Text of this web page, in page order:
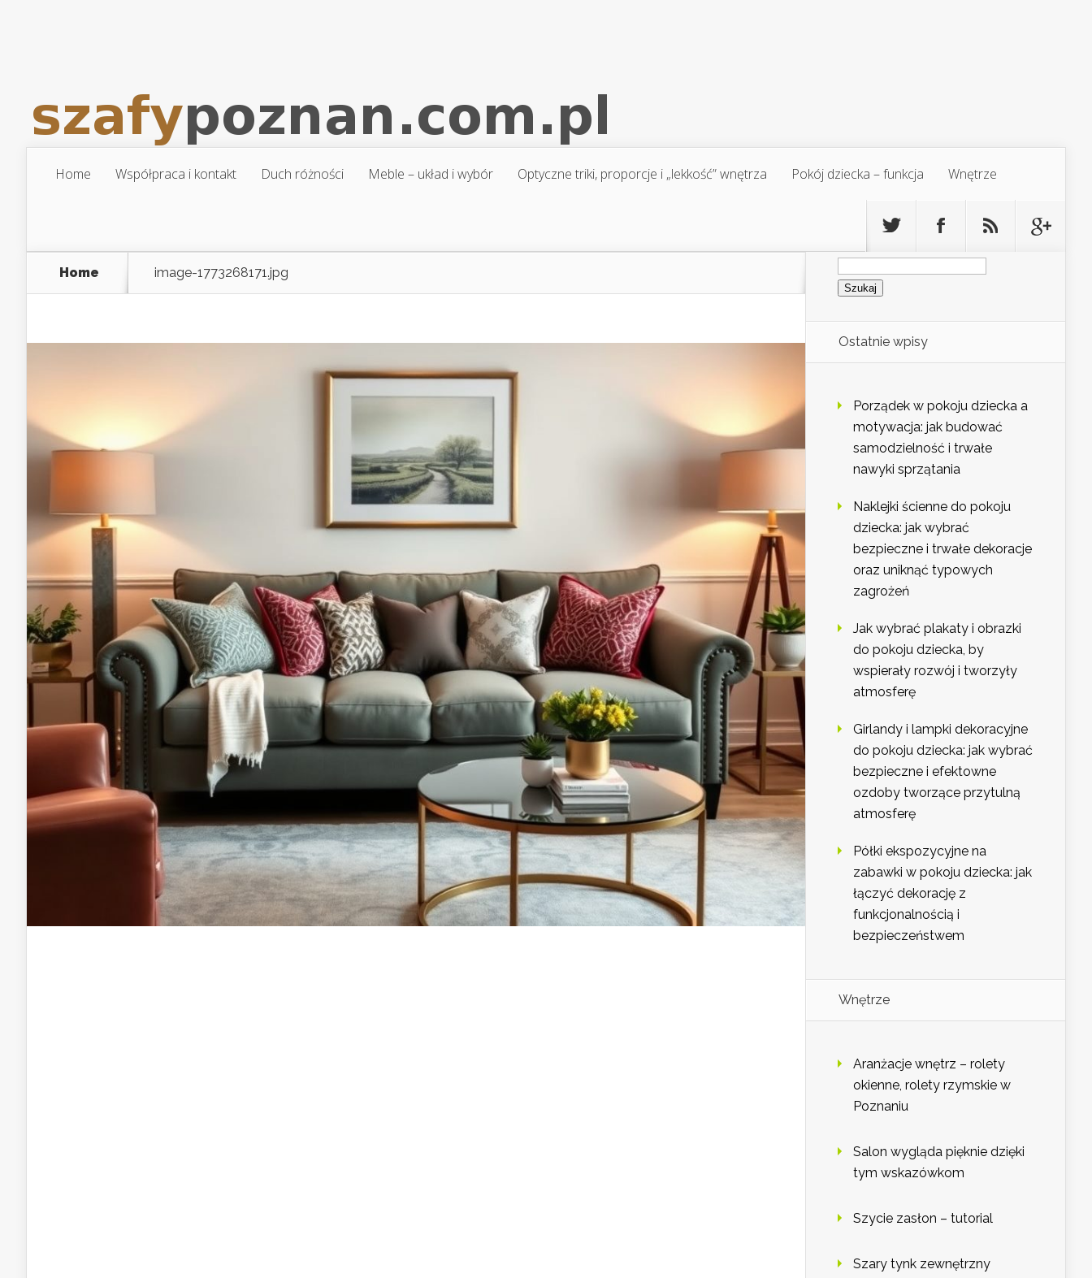
Home Współpraca i kontakt Duch różności Meble – układ i wybór Optyczne triki, proporcje i „lekkość” wnętrza Pokój dziecka – funkcja Wnętrze
Home image-1773268171.jpg
Szukaj:
Ostatnie wpisy
Porządek w pokoju dziecka a
motywacja: jak budować
samodzielność i trwałe
nawyki sprzątania
Naklejki ścienne do pokoju
dziecka: jak wybrać
bezpieczne i trwałe dekoracje
oraz uniknąć typowych
zagrożeń
Jak wybrać plakaty i obrazki
do pokoju dziecka, by
wspierały rozwój i tworzyły
atmosferę
Girlandy i lampki dekoracyjne
do pokoju dziecka: jak wybrać
bezpieczne i efektowne
ozdoby tworzące przytulną
atmosferę
Półki ekspozycyjne na
zabawki w pokoju dziecka: jak
łączyć dekorację z
funkcjonalnością i
bezpieczeństwem
Wnętrze
Aranżacje wnętrz – rolety
okienne, rolety rzymskie w
Poznaniu
Salon wygląda pięknie dzięki
tym wskazówkom
Szycie zasłon – tutorial
Szary tynk zewnętrzny